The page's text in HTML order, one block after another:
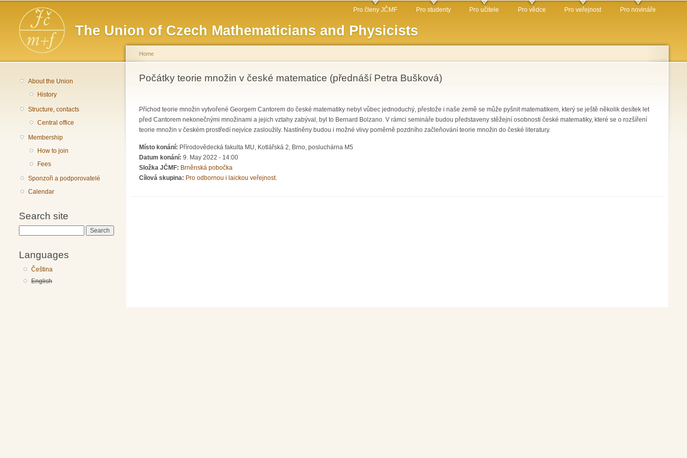
The Union of Czech Mathematicians and Physicists
Main menu Pro členy JČMF Pro studenty Pro učitele Pro vědce Pro veřejnost Pro novináře
About the Union
History
Structure, contacts
Central office
Membership
How to join
Fees
Sponzoři a podporovatelé
Calendar
Search site
Languages
Čeština
English
You are here
Home
Počátky teorie množin v české matematice (přednáší Petra Bušková)
Příchod teorie množin vytvořené Georgem Cantorem do české matematiky nebyl vůbec jednoduchý, přestože i naše země se může pyšnit matematikem, který se ještě několik desítek let
před Cantorem nekonečnými množinami a jejich vztahy zabýval, byl to Bernard Bolzano. V rámci semináře budou představeny stěžejní osobnosti české matematiky, které se o rozšíření
teorie množin v českém prostředí nejvíce zasloužily. Nastíněny budou i možné vlivy poměrně pozdního začleňování teorie množin do české literatury.
Místo konání: Přírodovědecká fakulta MU, Kotlářská 2, Brno, posluchárna M5
Datum konání: 9. May 2022 - 14:00
Složka JČMF: Brněnská pobočka
Cílová skupina: Pro odbornou i laickou veřejnost.